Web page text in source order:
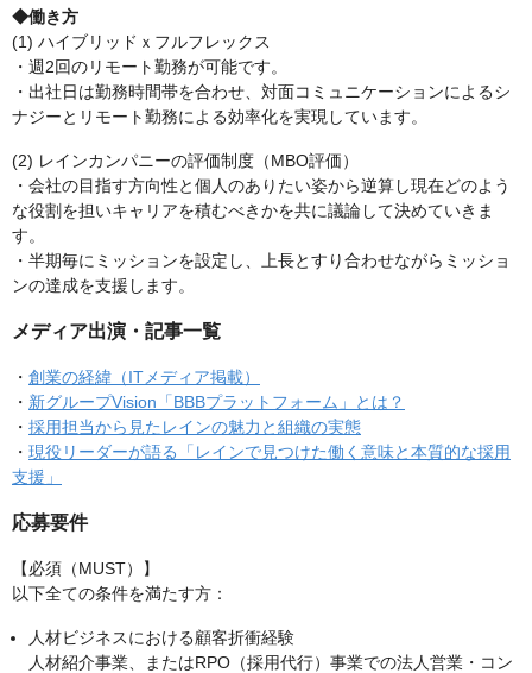
◆働き方
(1) ハイブリッドｘフルフレックス
・週2回のリモート勤務が可能です。
・出社日は勤務時間帯を合わせ、対面コミュニケーションによるシ
ナジーとリモート勤務による効率化を実現しています。
(2) レインカンパニーの評価制度（MBO評価）
・会社の目指す方向性と個人のありたい姿から逆算し現在どのよう
な役割を担いキャリアを積むべきかを共に議論して決めていきま
す。
・半期毎にミッションを設定し、上長とすり合わせながらミッショ
ンの達成を支援します。
メディア出演・記事一覧
・ 創業の経緯（ITメディア掲載）
・ 新グループVision「BBBプラットフォーム」とは？
・ 採用担当から見たレインの魅力と組織の実態
・ 現役リーダーが語る「レインで見つけた働く意味と本質的な採用
支援」
応募要件
【必須（MUST）】
以下全ての条件を満たす方：
人材ビジネスにおける顧客折衝経験
人材紹介事業、またはRPO（採用代行）事業での法人営業・コン